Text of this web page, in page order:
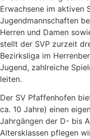
Erwachsene im aktiven
Jugendmannschaften
Herren und Damen
stellt der SVP zurzeit
Bezirksliga im
Jugend, zahlreiche
leiten.
Der SV Pfaffenhofen
ca. 10 Jahre) einen
Jahrgängen der D- bis
Altersklassen pflegen